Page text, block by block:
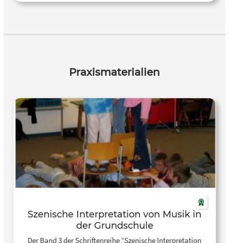
Publikation richtet sich an Studierende,
Praxismaterialien
Szenische Interpretation von Musik in
der Grundschule
Der Band 3 der Schriftenreihe “Szenische Interpretation